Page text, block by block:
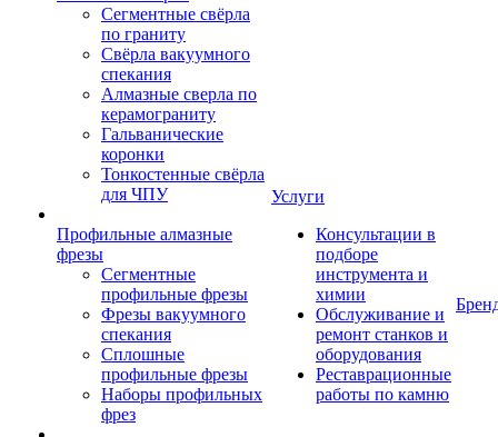
Сегментные свёрла
по граниту
Свёрла вакуумного
спекания
Алмазные сверла по
керамограниту
Гальванические
коронки
Тонкостенные свёрла
для ЧПУ
Профильные алмазные
фрезы
Сегментные
профильные фрезы
Фрезы вакуумного
спекания
Сплошные
профильные фрезы
Наборы профильных
фрез
Услуги
Консультации в
подборе
инструмента и
химии
Обслуживание и
ремонт станков и
оборудования
Реставрационные
работы по камню